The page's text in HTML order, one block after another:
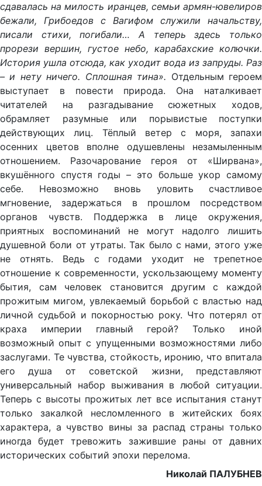
сдавалась на милость иранцев, семьи армян-ювелиров
бежали, Грибоедов с Вагифом служили начальству,
писали стихи, погибали… А теперь здесь только
прорези вершин, густое небо, карабахские колючки.
История ушла отсюда, как уходит вода из запруды. Раз
– и нету ничего. Сплошная тина». Отдельным героем
выступает в повести природа. Она наталкивает
читателей на разгадывание сюжетных ходов,
обрамляет разумные или порывистые поступки
действующих лиц. Тёплый ветер с моря, запахи
осенних цветов вполне одушевлены незамыленным
отношением. Разочарование героя от «Ширвана»,
вкушённого спустя годы – это больше укор самому
себе. Невозможно вновь уловить счастливое
мгновение, задержаться в прошлом посредством
органов чувств. Поддержка в лице окружения,
приятных воспоминаний не могут надолго лишить
душевной боли от утраты. Так было с нами, этого уже
не отнять. Ведь с годами уходит не трепетное
отношение к современности, ускользающему моменту
бытия, сам человек становится другим с каждой
прожитым мигом, увлекаемый борьбой с властью над
личной судьбой и покорностью року. Что потерял от
краха империи главный герой? Только иной
возможный опыт с упущенными возможностями либо
заслугами. Те чувства, стойкость, иронию, что впитала
его душа от советской жизни, представляют
универсальный набор выживания в любой ситуации.
Теперь с высоты прожитых лет все испытания станут
только закалкой несломленного в житейских боях
характера, а чувство вины за распад страны только
иногда будет тревожить зажившие раны от давних
исторических событий эпохи перелома.
Николай ПАЛУБНЕВ